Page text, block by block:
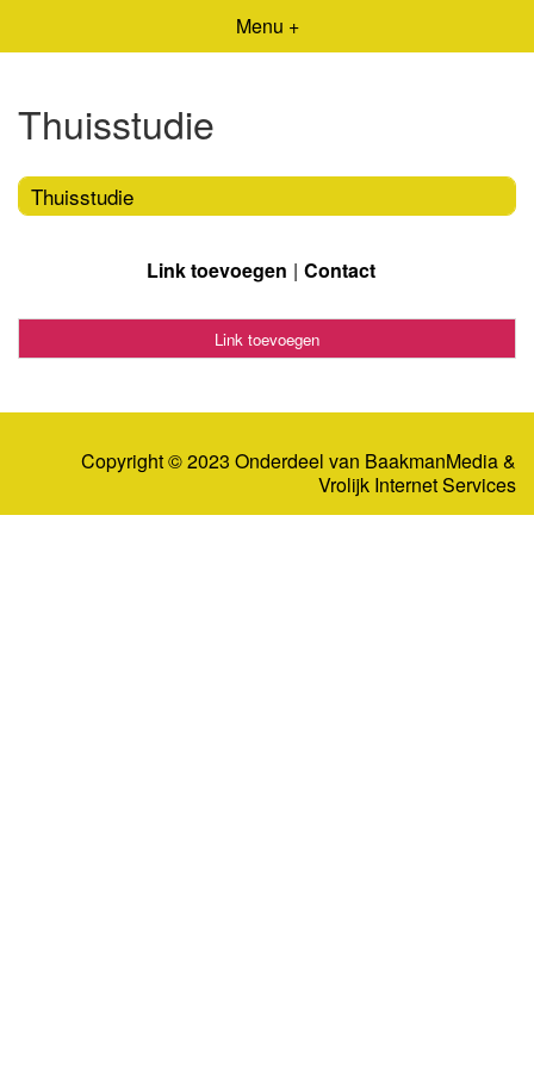
Menu +
Thuisstudie
Thuisstudie
Link toevoegen Contact
Link toevoegen
Copyright © 2023 Onderdeel van BaakmanMedia&
Vrolijk Internet Services